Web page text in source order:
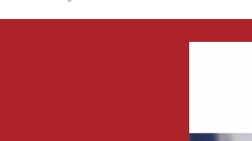
Zapatos del Flamenco